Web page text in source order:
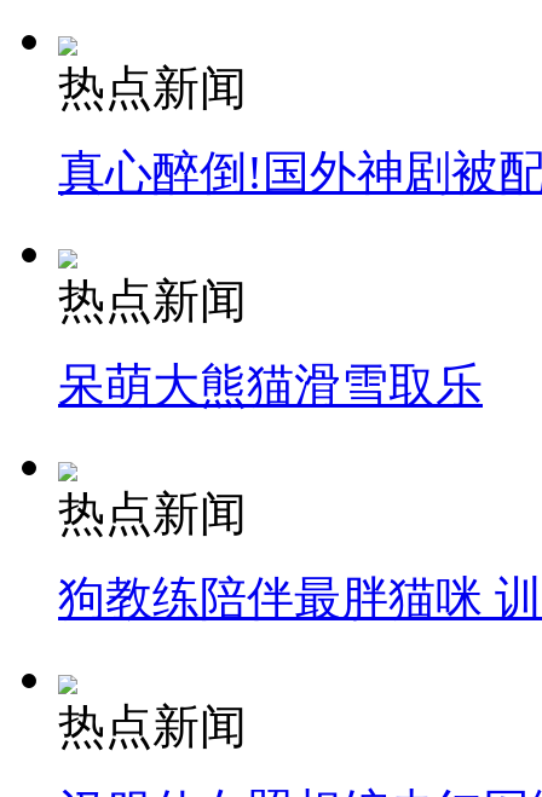
热点新闻
真心醉倒!国外神剧被
热点新闻
呆萌大熊猫滑雪取乐
热点新闻
狗教练陪伴最胖猫咪
热点新闻